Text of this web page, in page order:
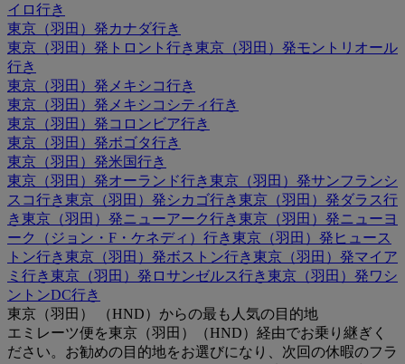
イロ行き
東京（羽田）発カナダ行き
東京（羽田）発トロント行き東京（羽田）発モントリオール
行き
東京（羽田）発メキシコ行き
東京（羽田）発メキシコシティ行き
東京（羽田）発コロンビア行き
東京（羽田）発ボゴタ行き
東京（羽田）発米国行き
東京（羽田）発オーランド行き東京（羽田）発サンフランシ
スコ行き東京（羽田）発シカゴ行き東京（羽田）発ダラス行
き東京（羽田）発ニューアーク行き東京（羽田）発ニューヨ
ーク（ジョン・F・ケネディ）行き東京（羽田）発ヒュース
トン行き東京（羽田）発ボストン行き東京（羽田）発マイア
ミ行き東京（羽田）発ロサンゼルス行き東京（羽田）発ワシ
ントンDC行き
東京（羽田） （HND）からの最も人気の目的地
エミレーツ便を東京（羽田）（HND）経由でお乗り継ぎく
ださい。お勧めの目的地をお選びになり、次回の休暇のフラ